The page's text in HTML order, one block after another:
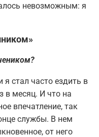
невозможным: я
я стал часто ездить в
в месяц. И что на
впечатление, так
службы. В нем
от него